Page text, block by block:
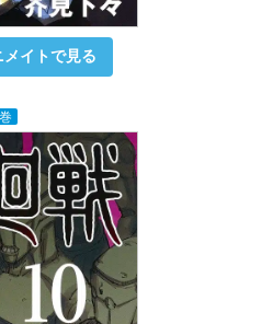
メイトで見る